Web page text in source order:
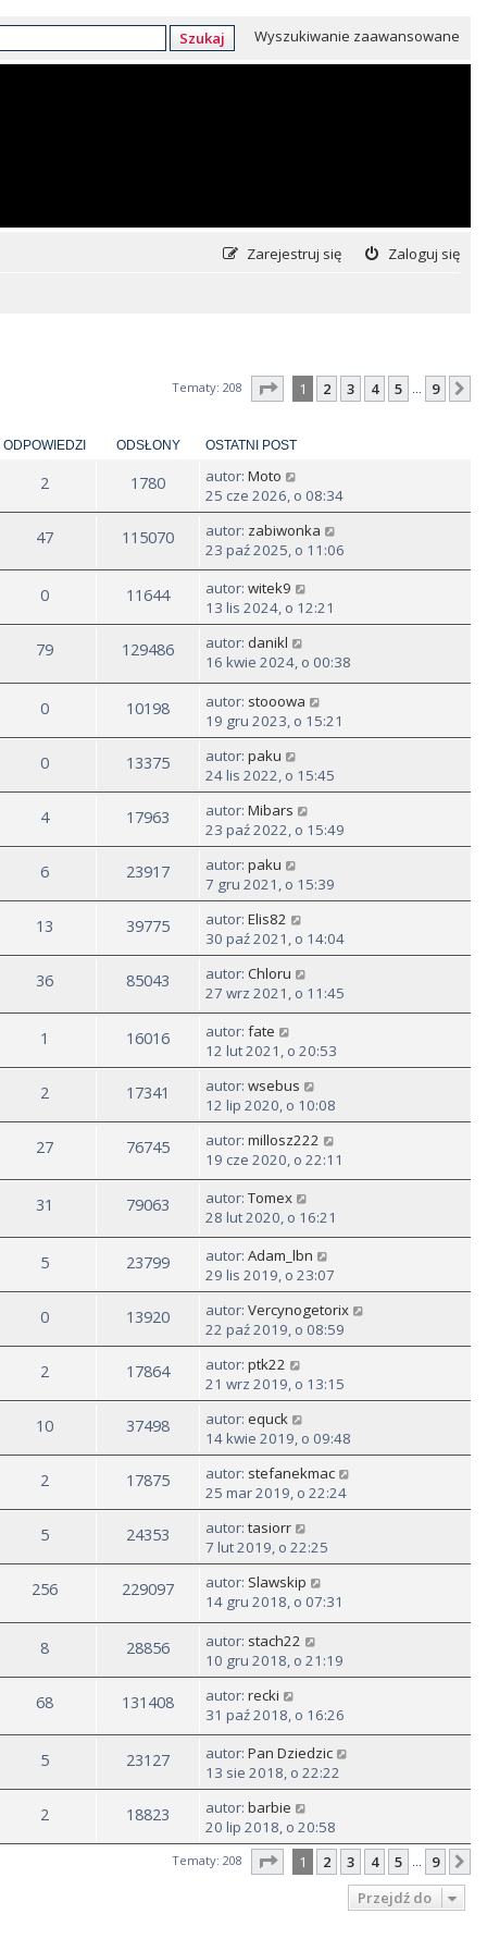
Szukaj Wyszukiwanie zaawansowane
Zaloguj się
Zarejestruj się
Tematy: 208 Strona1 z9
1 2 3 4 5 … 9
ODPOWIEDZI ODSŁONY OSTATNI POST
2 1780 autor: Moto
25 cze 2026, o 08:34
47 115070 autor: zabiwonka
23 paź 2025, o 11:06
0 11644 autor: witek9
13 lis 2024, o 12:21
79 129486 autor: danikl
16 kwie 2024, o 00:38
0 10198 autor: stooowa
19 gru 2023, o 15:21
0 13375 autor: paku
24 lis 2022, o 15:45
4 17963 autor: Mibars
23 paź 2022, o 15:49
6 23917 autor: paku
7 gru 2021, o 15:39
13 39775 autor: Elis82
30 paź 2021, o 14:04
36 85043 autor: Chloru
27 wrz 2021, o 11:45
1 16016 autor: fate
12 lut 2021, o 20:53
2 17341 autor: wsebus
12 lip 2020, o 10:08
27 76745 autor: millosz222
19 cze 2020, o 22:11
31 79063 autor: Tomex
28 lut 2020, o 16:21
5 23799 autor: Adam_lbn
29 lis 2019, o 23:07
0 13920 autor: Vercynogetorix
22 paź 2019, o 08:59
2 17864 autor: ptk22
21 wrz 2019, o 13:15
10 37498 autor: equck
14 kwie 2019, o 09:48
2 17875 autor: stefanekmac
25 mar 2019, o 22:24
5 24353 autor: tasiorr
7 lut 2019, o 22:25
256 229097 autor: Slawskip
14 gru 2018, o 07:31
8 28856 autor: stach22
10 gru 2018, o 21:19
68 131408 autor: recki
31 paź 2018, o 16:26
5 23127 autor: Pan Dziedzic
13 sie 2018, o 22:22
2 18823 autor: barbie
20 lip 2018, o 20:58
Tematy: 208 Strona1 z9
1 2 3 4 5 … 9
Przejdź do